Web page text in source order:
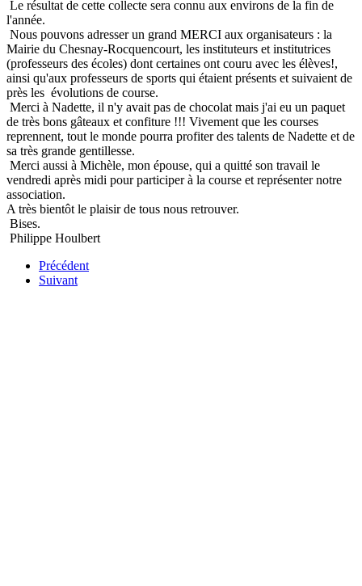
Le résultat de cette collecte sera connu aux environs de la fin de
l'année.
Nous pouvons adresser un grand MERCI aux organisateurs : la
Mairie du Chesnay-Rocquencourt, les instituteurs et institutrices
(professeurs des écoles) dont certaines ont couru avec les élèves!,
ainsi qu'aux professeurs de sports qui étaient présents et suivaient de
près les évolutions de course.
Merci à Nadette, il n'y avait pas de chocolat mais j'ai eu un paquet
de très bons gâteaux et confiture !!! Vivement que les courses
reprennent, tout le monde pourra profiter des talents de Nadette et de
sa très grande gentillesse.
Merci aussi à Michèle, mon épouse, qui a quitté son travail le
vendredi après midi pour participer à la course et représenter notre
association.
A très bientôt le plaisir de tous nous retrouver.
Bises.
Philippe Houlbert
Précédent
Suivant